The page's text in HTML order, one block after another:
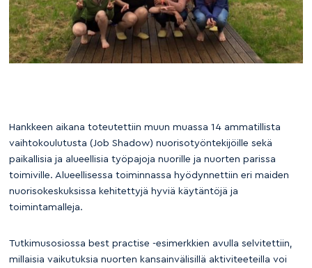
Hankkeen aikana toteutettiin muun muassa 14 ammatillista
vaihtokoulutusta (Job Shadow) nuorisotyöntekijöille sekä
paikallisia ja alueellisia työpajoja nuorille ja nuorten parissa
toimiville. Alueellisessa toiminnassa hyödynnettiin eri maiden
nuorisokeskuksissa kehitettyjä hyviä käytäntöjä ja
toimintamalleja.
Tutkimusosiossa best practise -esimerkkien avulla selvitettiin,
millaisia vaikutuksia nuorten kansainvälisillä aktiviteeteilla voi